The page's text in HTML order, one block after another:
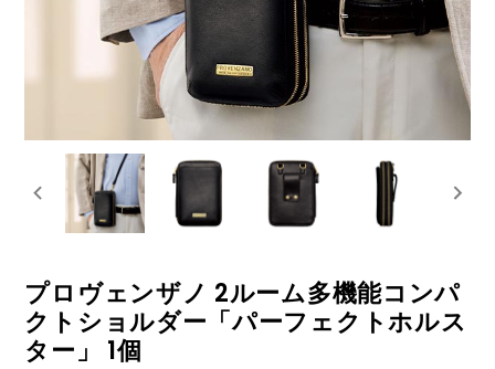
プロヴェンザノ 2ルーム多機能コンパ
クトショルダー「パーフェクトホルス
ター」 1個